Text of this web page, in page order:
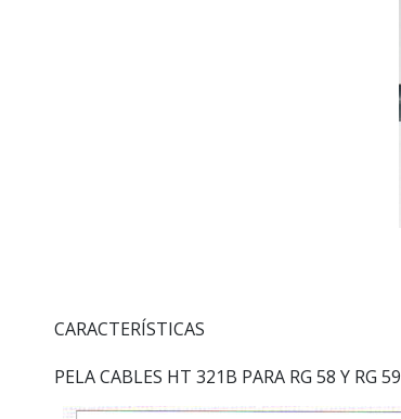
CARACTERÍSTICAS
PELA CABLES HT 321B PARA RG 58 Y RG 59